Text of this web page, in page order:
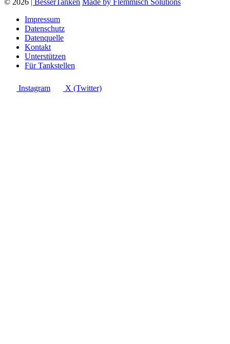
© 2026 | BesserTanken Made by Flemmisch Solutions
Impressum
Datenschutz
Datenquelle
Kontakt
Unterstützen
Für Tankstellen
Instagram X (Twitter)